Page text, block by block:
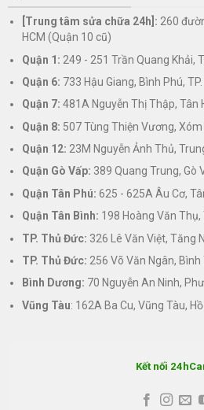
[Trung tâm sửa chữa 24h]: 260
HCM (Quận 10 cũ)
Quận 1: 249 - 251 Trần Quang Khải,
Quận 6: 733 Hậu Giang, Bình Phú, TP.
Quận 7: 481A Nguyễn Thị Thập, Tân
Quận 8: 507 Tùng Thiện Vương, Xóm
Quận 12: 23M Nguyễn Ảnh Thủ,
Quận Gò Vấp: 389 Quang Trung, Gò
Quận Tân Phú: 625 - 625A Âu Cơ,
Quận Tân Bình: 198 Hoàng Văn Thụ,
TP. Thủ Đức: 326 Lê Văn Việt, Tăng
TP. Thủ Đức: 256 Võ Văn Ngân,
Bình Dương: 70 Nguyễn An Ninh,
Vũng Tàu: 162A Ba Cu, Vũng Tàu,
Kết nối